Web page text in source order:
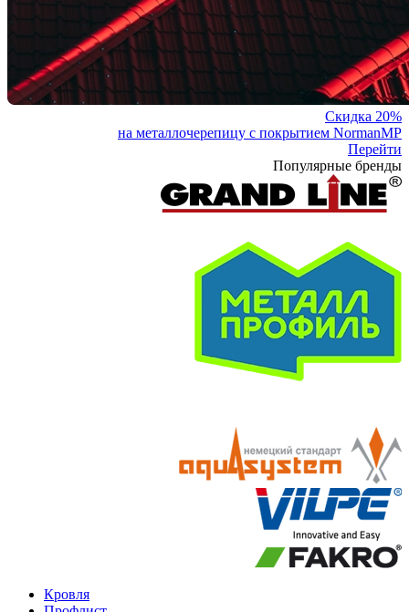
Скидка 20%
на металлочерепицу с покрытием NormanMP
Перейти
Популярные бренды
Кровля